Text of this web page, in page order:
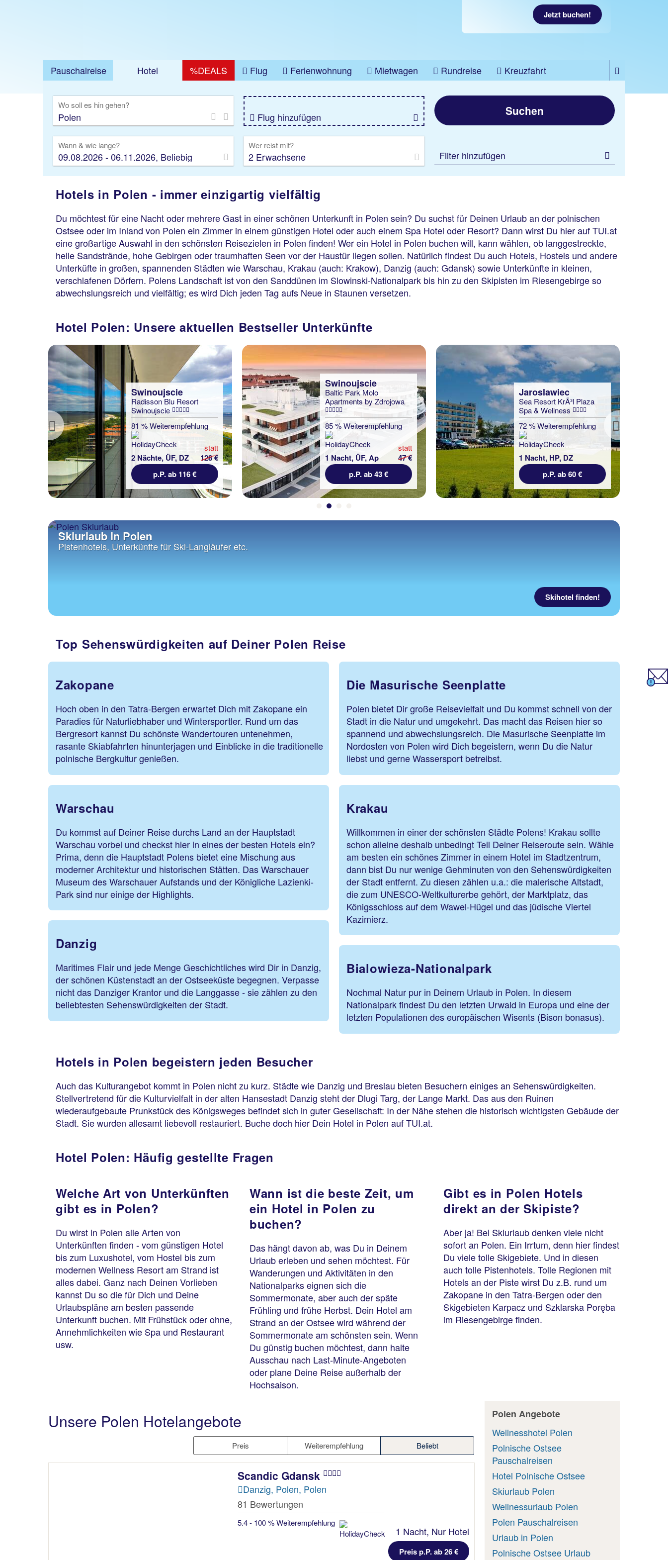
Jetzt buchen!
Pauschalreise Hotel %DEALS Flug Ferienwohnung Mietwagen Rundreise
Kreuzfahrt
Wo soll es hin gehen?
Flug hinzufügen
Wann & wie lange?
09.08.2026 - 06.11.2026, Beliebig
Wer reist mit?
2 Erwachsene
Suchen
Filter hinzufügen
Hotels in Polen - immer einzigartig vielfältig
Du möchtest für eine Nacht oder mehrere Gast in einer schönen Unterkunft in Polen sein? Du suchst für Deinen Urlaub an der polnischen
Ostsee oder im Inland von Polen ein Zimmer in einem günstigen Hotel oder auch einem Spa Hotel oder Resort? Dann wirst Du hier auf TUI.at
eine großartige Auswahl in den schönsten Reisezielen in Polen finden! Wer ein Hotel in Polen buchen will, kann wählen, ob langgestreckte,
helle Sandstrände, hohe Gebirgen oder traumhaften Seen vor der Haustür liegen sollen. Natürlich findest Du auch Hotels, Hostels und andere
Unterküfte in großen, spannenden Städten wie Warschau, Krakau (auch: Krakow), Danzig (auch: Gdansk) sowie Unterkünfte in kleinen,
verschlafenen Dörfern. Polens Landschaft ist von den Sanddünen im Slowinski-Nationalpark bis hin zu den Skipisten im Riesengebirge so
abwechslungsreich und vielfältig; es wird Dich jeden Tag aufs Neue in Staunen versetzen.
Hotel Polen: Unsere aktuellen Bestseller Unterkünfte
Previous
Swinoujscie
Radisson Blu Resort
Swinoujscie
81 % Weiterempfehlung
2 Nächte, ÜF, DZ
statt
128 €
p.P. ab 116 €
Swinoujscie
Baltic Park Molo
Apartments by Zdrojowa
85 % Weiterempfehlung
1 Nacht, ÜF, Ap
statt
47 €
p.P. ab 43 €
Jaroslawiec
Sea Resort KrÃ³l Plaza
Spa & Wellness
72 % Weiterempfehlung
1 Nacht, HP, DZ
p.P. ab 60 €
Next
Skiurlaub in Polen
Pistenhotels, Unterkünfte für Ski-Langläufer etc.
Skihotel finden!
Top Sehenswürdigkeiten auf Deiner Polen Reise
Zakopane
Hoch oben in den Tatra-Bergen erwartet Dich mit Zakopane ein
Paradies für Naturliebhaber und Wintersportler. Rund um das
Bergresort kannst Du schönste Wandertouren untenehmen,
rasante Skiabfahrten hinunterjagen und Einblicke in die traditionelle
polnische Bergkultur genießen.
Warschau
Du kommst auf Deiner Reise durchs Land an der Hauptstadt
Warschau vorbei und checkst hier in eines der besten Hotels ein?
Prima, denn die Hauptstadt Polens bietet eine Mischung aus
moderner Architektur und historischen Stätten. Das Warschauer
Museum des Warschauer Aufstands und der Königliche Lazienki-
Park sind nur einige der Highlights.
Danzig
Maritimes Flair und jede Menge Geschichtliches wird Dir in Danzig,
der schönen Küstenstadt an der Ostseeküste begegnen. Verpasse
nicht das Danziger Krantor und die Langgasse - sie zählen zu den
beliebtesten Sehenswürdigkeiten der Stadt.
Die Masurische Seenplatte
Polen bietet Dir große Reisevielfalt und Du kommst schnell von der
Stadt in die Natur und umgekehrt. Das macht das Reisen hier so
spannend und abwechslungsreich. Die Masurische Seenplatte im
Nordosten von Polen wird Dich begeistern, wenn Du die Natur
liebst und gerne Wassersport betreibst.
Krakau
Willkommen in einer der schönsten Städte Polens! Krakau sollte
schon alleine deshalb unbedingt Teil Deiner Reiseroute sein. Wähle
am besten ein schönes Zimmer in einem Hotel im Stadtzentrum,
dann bist Du nur wenige Gehminuten von den Sehenswürdigkeiten
der Stadt entfernt. Zu diesen zählen u.a.: die malerische Altstadt,
die zum UNESCO-Weltkulturerbe gehört, der Marktplatz, das
Königsschloss auf dem Wawel-Hügel und das jüdische Viertel
Kazimierz.
Bialowieza-Nationalpark
Nochmal Natur pur in Deinem Urlaub in Polen. In diesem
Nationalpark findest Du den letzten Urwald in Europa und eine der
letzten Populationen des europäischen Wisents (Bison bonasus).
Hotels in Polen begeistern jeden Besucher
Auch das Kulturangebot kommt in Polen nicht zu kurz. Städte wie Danzig und Breslau bieten Besuchern einiges an Sehenswürdigkeiten.
Stellvertretend für die Kulturvielfalt in der alten Hansestadt Danzig steht der Dlugi Targ, der Lange Markt. Das aus den Ruinen
wiederaufgebaute Prunkstück des Königsweges befindet sich in guter Gesellschaft: In der Nähe stehen die historisch wichtigsten Gebäude der
Stadt. Sie wurden allesamt liebevoll restauriert. Buche doch hier Dein Hotel in Polen auf TUI.at.
Hotel Polen: Häufig gestellte Fragen
Welche Art von Unterkünften
gibt es in Polen?
Du wirst in Polen alle Arten von
Unterkünften finden - vom günstigen Hotel
bis zum Luxushotel, vom Hostel bis zum
modernen Wellness Resort am Strand ist
alles dabei. Ganz nach Deinen Vorlieben
kannst Du so die für Dich und Deine
Urlaubspläne am besten passende
Unterkunft buchen. Mit Frühstück oder ohne,
Annehmlichkeiten wie Spa und Restaurant
usw.
Wann ist die beste Zeit, um
ein Hotel in Polen zu
buchen?
Das hängt davon ab, was Du in Deinem
Urlaub erleben und sehen möchtest. Für
Wanderungen und Aktivitäten in den
Nationalparks eignen sich die
Sommermonate, aber auch der späte
Frühling und frühe Herbst. Dein Hotel am
Strand an der Ostsee wird während der
Sommermonate am schönsten sein. Wenn
Du günstig buchen möchtest, dann halte
Ausschau nach Last-Minute-Angeboten
oder plane Deine Reise außerhalb der
Hochsaison.
Gibt es in Polen Hotels
direkt an der Skipiste?
Aber ja! Bei Skiurlaub denken viele nicht
sofort an Polen. Ein Irrtum, denn hier findest
Du viele tolle Skigebiete. Und in diesen
auch tolle Pistenhotels. Tolle Regionen mit
Hotels an der Piste wirst Du z.B. rund um
Zakopane in den Tatra-Bergen oder den
Skigebieten Karpacz und Szklarska Poręba
im Riesengebirge finden.
Unsere Polen Hotelangebote
Preis Weiterempfehlung Beliebt
Scandic Gdansk
Danzig, Polen, Polen
81 Bewertungen
5.4 - 100 % Weiterempfehlung
1 Nacht, Nur Hotel
Preis p.P. ab 26 €
Polen Angebote
Wellnesshotel Polen
Polnische Ostsee
Pauschalreisen
Hotel Polnische Ostsee
Skiurlaub Polen
Wellnessurlaub Polen
Polen Pauschalreisen
Urlaub in Polen
Polnische Ostsee Urlaub